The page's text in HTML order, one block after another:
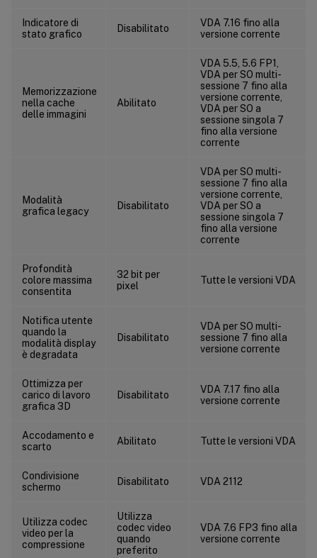
Indicatore di
stato grafico
Disabilitato
VDA 7.16 fino alla
versione corrente
Memorizzazione
nella cache
delle immagini
Abilitato
VDA 5.5, 5.6 FP1,
VDA per SO multi-
sessione 7 fino alla
versione corrente,
VDA per SO a
sessione singola 7
fino alla versione
corrente
Modalità
grafica legacy
Disabilitato
VDA per SO multi-
sessione 7 fino alla
versione corrente,
VDA per SO a
sessione singola 7
fino alla versione
corrente
Profondità
colore massima
consentita
32 bit per
pixel
Tutte le versioni VDA
Notifica utente
quando la
modalità display
è degradata
Disabilitato
VDA per SO multi-
sessione 7 fino alla
versione corrente
Ottimizza per
carico di lavoro
grafica 3D
Disabilitato
VDA 7.17 fino alla
versione corrente
Accodamento e
scarto
Abilitato Tutte le versioni VDA
Condivisione
schermo
Disabilitato VDA 2112
Utilizza codec
video per la
compressione
Utilizza
codec video
quando
preferito
VDA 7.6 FP3 fino alla
versione corrente